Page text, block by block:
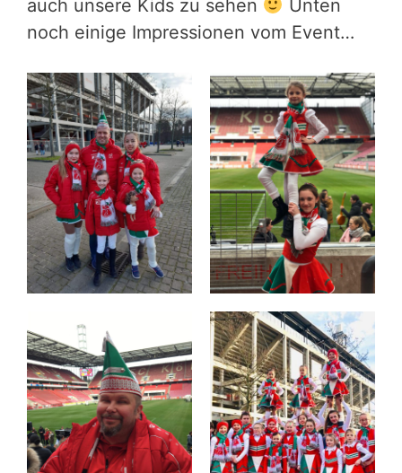
auch unsere Kids zu sehen
Unten
noch einige Impressionen vom Event…